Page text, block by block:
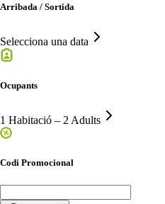
Arribada / Sortida
Selecciona una data
Ocupants
1 Habitació – 2 Adults
Codi Promocional